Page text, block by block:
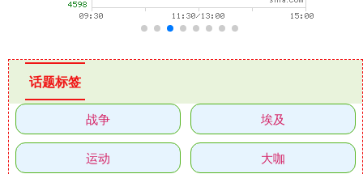
话题标签
战争 埃及
运动 大咖